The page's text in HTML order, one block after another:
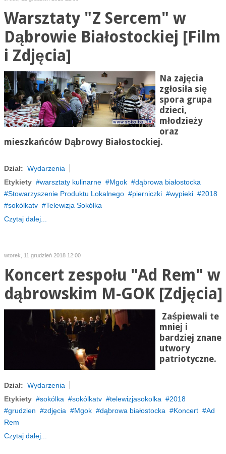
Warsztaty "Z Sercem" w
Dąbrowie Białostockiej [Film
i Zdjęcia]
Na zajęcia
zgłosiła się
spora grupa
dzieci,
młodzieży
oraz
mieszkańców Dąbrowy Białostockiej.
Dział: Wydarzenia
Etykiety
warsztaty kulinarne Mgok
dąbrowa białostocka
Stowarzyszenie Produktu Lokalnego
pierniczki wypieki
2018
sokólkatv
Telewizja Sokółka
Czytaj dalej...
wtorek, 11 grudzień 2018 12:00
Koncert zespołu "Ad Rem" w
dąbrowskim M-GOK [Zdjęcia]
Zaśpiewali te
mniej i
bardziej znane
utwory
patriotyczne.
Dział: Wydarzenia
Etykiety
sokólka sokólkatv telewizjasokolka
2018
grudzien
zdjęcia Mgok dąbrowa białostocka Koncert
Ad
Rem
Czytaj dalej...